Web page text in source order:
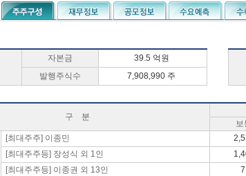
자본금
39.5 억원
발행주식수
7,908,990 주
구 분
보
[최대주주] 이종민
[최대주주등] 장성식 외 1인
[최대주주등] 이종권 외 13인